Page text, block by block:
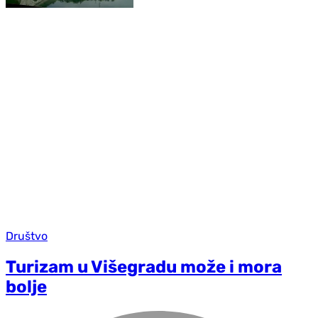
Društvo
Turizam u Višegradu može i mora
bolje